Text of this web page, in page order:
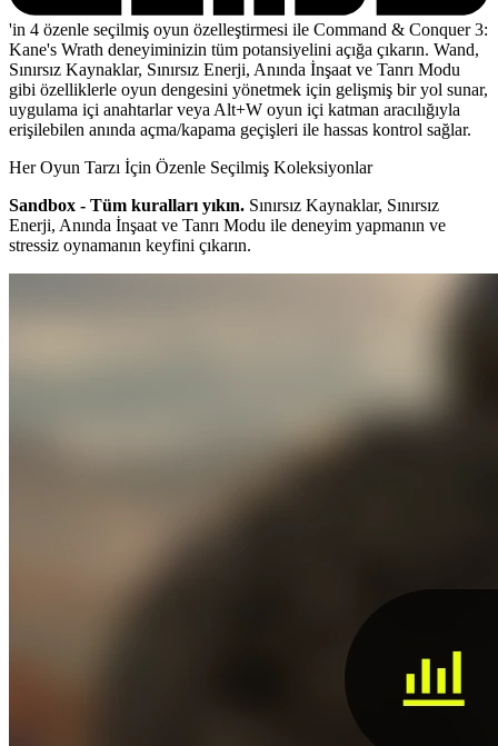
'in 4 özenle seçilmiş oyun özelleştirmesi ile Command & Conquer 3:
Kane's Wrath deneyiminizin tüm potansiyelini açığa çıkarın. Wand,
Sınırsız Kaynaklar, Sınırsız Enerji, Anında İnşaat ve Tanrı Modu
gibi özelliklerle oyun dengesini yönetmek için gelişmiş bir yol sunar,
uygulama içi anahtarlar veya Alt+W oyun içi katman aracılığıyla
erişilebilen anında açma/kapama geçişleri ile hassas kontrol sağlar.
Her Oyun Tarzı İçin Özenle Seçilmiş Koleksiyonlar
Sandbox - Tüm kuralları yıkın. Sınırsız Kaynaklar, Sınırsız
Enerji, Anında İnşaat ve Tanrı Modu ile deneyim yapmanın ve
stressiz oynamanın keyfini çıkarın.